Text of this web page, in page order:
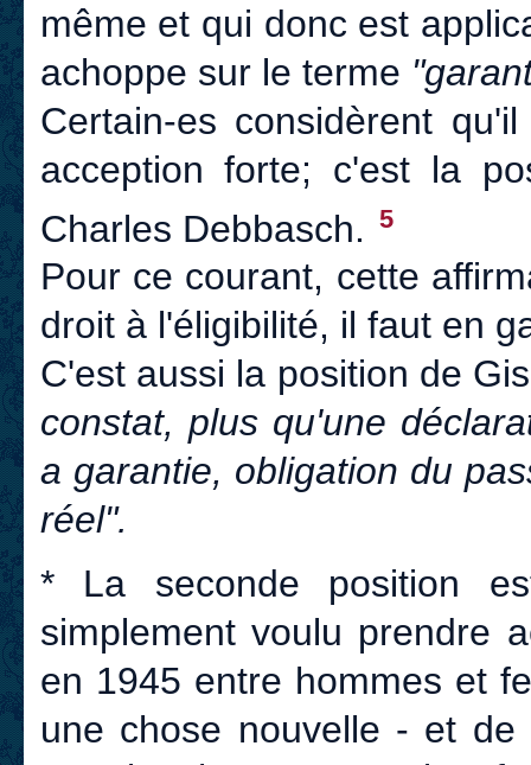
même et qui donc est
achoppe sur le terme
Certain-es considèrent
acception forte; c'est la
Charles Debbasch. 5
Pour ce courant, cette
droit à l'éligibilité, il faut en
C'est aussi la position de
constat, plus qu'une
a garantie, obligation du
réel".
* La seconde position
simplement voulu prendre
en 1945 entre hommes et
une chose nouvelle - et